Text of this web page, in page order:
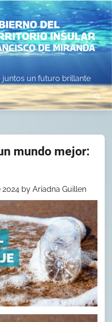
un futuro brillante
mundo mejor:
2024 by Ariadna Guillen